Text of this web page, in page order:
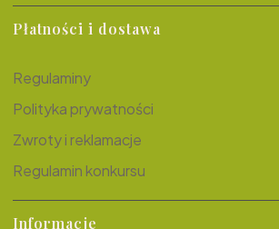
Płatności i dostawa
Regulaminy
Polityka prywatności
Zwroty i reklamacje
Regulamin konkursu
Informacje